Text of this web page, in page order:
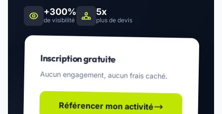
+300%
de visibilité
5x
plus de devis
Inscription gratuite
Aucun engagement, aucun frais caché.
Référencer mon activité